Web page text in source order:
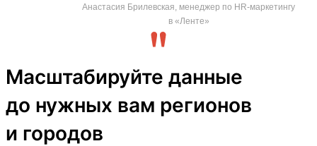
Анастасия Брилевская, менеджер по HR-маркетингу
в «Ленте»
Масштабируйте данные
до нужных вам регионов
и городов